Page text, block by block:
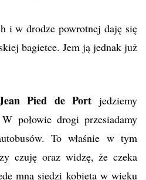
i w drodze powrotnej daję się
bagietce. Jem ją jednak już
Pied de Port jedziemy
połowie drogi przesiadamy
To właśnie w tym
czuję oraz widzę, że czeka
mną siedzi kobieta w wieku